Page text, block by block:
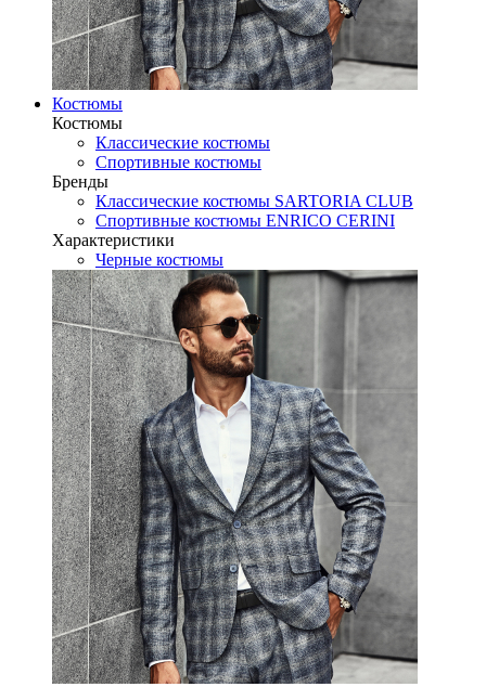
Костюмы
Костюмы
Классические костюмы
Спортивные костюмы
Бренды
Классические костюмы SARTORIA CLUB
Спортивные костюмы ENRICO CERINI
Характеристики
Черные костюмы